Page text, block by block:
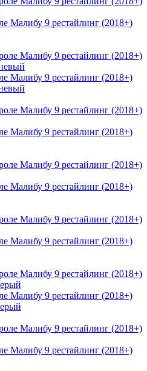
Малибу 9 рестайлинг (2018+)
Малибу 9 рестайлинг (2018+)
Малибу 9 рестайлинг (2018+)
Малибу 9 рестайлинг (2018+)
Малибу 9 рестайлинг (2018+)
Малибу 9 рестайлинг (2018+)
Малибу 9 рестайлинг (2018+)